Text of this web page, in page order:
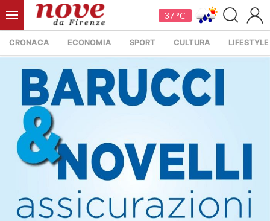
37 °C
CRONACA ECONOMIA SPORT CULTURA LIFESTYLE